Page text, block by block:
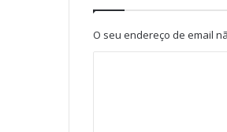
O seu endereço de email